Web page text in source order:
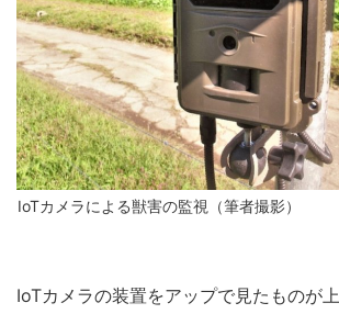
IoTカメラによる獣害の監視（筆者撮影）
IoTカメラの装置をアップで見たものが